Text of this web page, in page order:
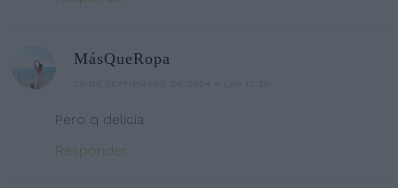
MásQueRopa
Pero q delicia
Responder